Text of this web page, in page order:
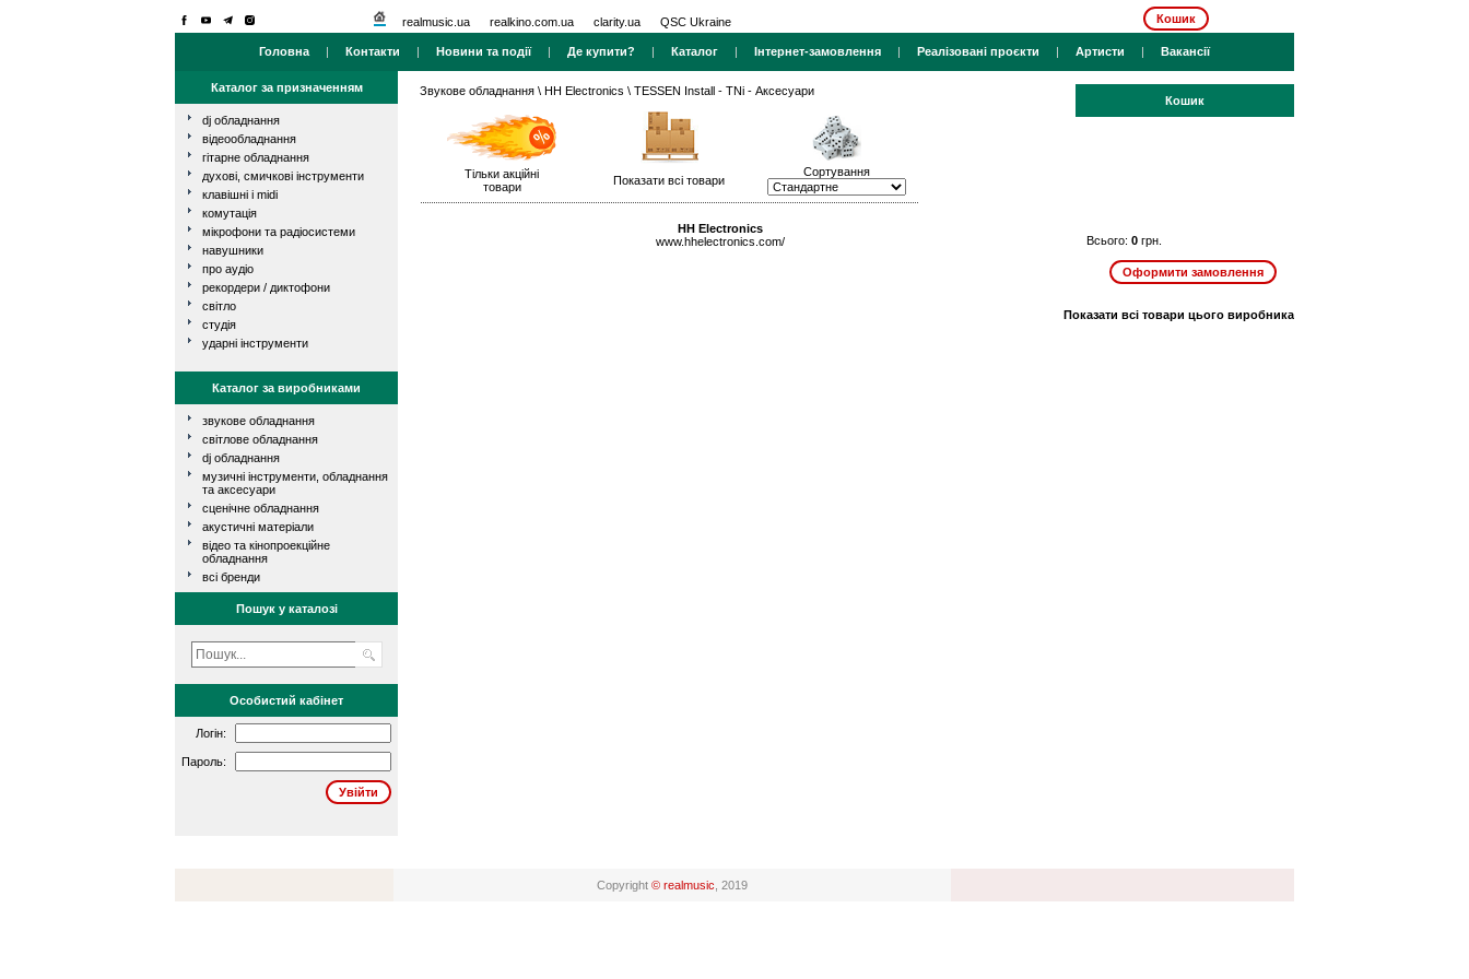
realmusic.ua realkino.com.ua clarity.ua QSC Ukraine Кошик
Головна | Контакти | Новини та події| Де купити? | Каталог | Інтернет-замовлення | Реалізовані проєкти | Артисти | Вакансії
Каталог за призначенням
dj обладнання
відеообладнання
гітарне обладнання
духові, смичкові інструменти
клавішні і midi
комутація
мікрофони та радіосистеми
навушники
про аудіо
рекордери / диктофони
світло
студія
ударні інструменти
Каталог за виробниками
звукове обладнання
світлове обладнання
dj обладнання
музичні інструменти, обладнання
та аксесуари
сценічне обладнання
акустичні матеріали
відео та кінопроекційне
обладнання
всі бренди
Пошук у каталозі
Особистий кабінет
Логін:
Пароль:
Звукове обладнання \ HH Electronics \ TESSEN Install - TNi - Аксесуари
Тільки акційні
товари
Показати всі товари
Сортування
HH Electronics
www.hhelectronics.com/
Кошик
Всього: 0 грн.
Показати всі товари цього виробника
Copyright © realmusic , 2019